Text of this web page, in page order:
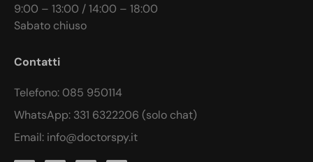
9:00 – 13:00 / 14:00 – 18:00
Sabato chiuso
Contatti
Telefono: 085 950114
WhatsApp: 331 6322206 (solo chat)
Email: info@doctorspy.it